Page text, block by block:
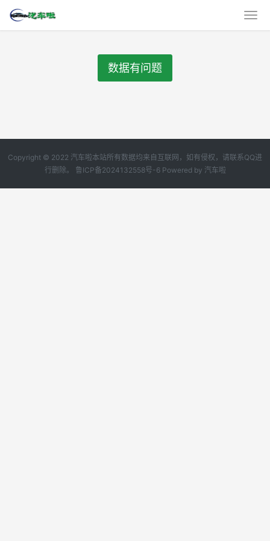
数据有问题
Copyright © 2022 汽车啦本站所有数据均来自互联网，如有侵权，请联系QQ进
行删除。 鲁ICP备2024132558号-6Powered by 汽车啦